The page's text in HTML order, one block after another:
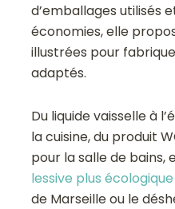
d’emballages utilisés
économies, elle
illustrées pour
adaptés.
Du liquide vaisselle à
la cuisine, du produit
pour la salle de bains,
lessive plus écologique
de Marseille ou le